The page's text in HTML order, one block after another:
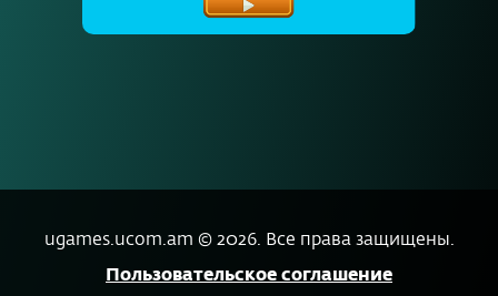
ugames.ucom.am © 2026. Все права защищены.
Пользовательское соглашение